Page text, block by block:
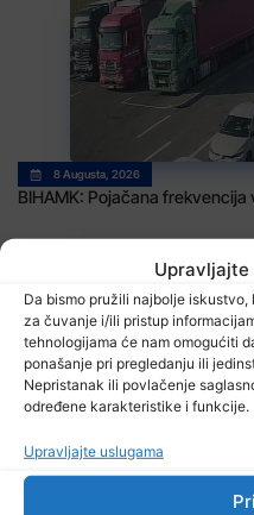
Upravljajte
Da bismo pružili najbolje
za čuvanje i/ili pristup
tehnologijama će nam omogućiti
ponašanje pri pregledanju ili
Nepristanak ili povlačenje
određene karakteristike i funkcije.
Upravljajte uslugama
8 Augusta, 2026
BIHAMK: Pojačana frekvencija
Danas promjenjljivo i nestabilno